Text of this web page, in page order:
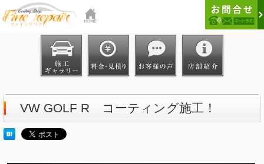
VW GOLF R コーティング施工！